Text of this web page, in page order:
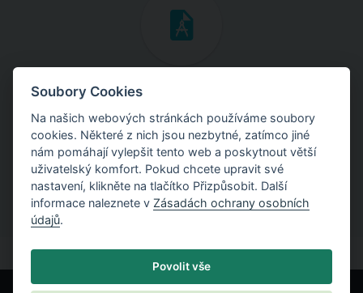
Inženýrské manuály
Stáhněte si manuály s teoretickými i praktickými ukázkami
použití programů.
Soubory Cookies
Na našich webových stránkách používáme soubory
cookies. Některé z nich jsou nezbytné, zatímco jiné
nám pomáhají vylepšit tento web a poskytnout větší
uživatelský komfort. Pokud chcete upravit své
nastavení, klikněte na tlačítko Přizpůsobit. Další
informace naleznete v Zásadách ochrany osobních
údajů.
Povolit vše